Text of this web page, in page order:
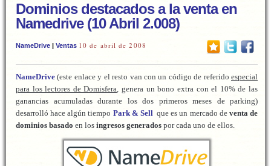
Dominios destacados a la venta en
Namedrive (10 Abril 2.008)
NameDrive | Ventas 10 de abril de 2008
NameDrive (este enlace y el resto van con un código de referido especial
para los lectores de Domisfera, genera un bono extra con el 10% de las
ganancias acumuladas durante los dos primeros meses de parking)
desarrolló hace algún tiempo Park & Sellque es un mercado de venta de
dominios basado en los ingresos generados por cada uno de ellos.